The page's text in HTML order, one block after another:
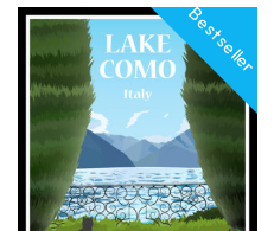
Best seller